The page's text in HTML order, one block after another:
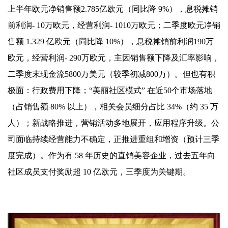
上半年欧元净销售额2.785亿欧元（同比降 9%），息税摊销
前利润- 10万欧元，经营利润- 1010万欧元；二季度欧元净销
售额 1.329 亿欧元（同比降 10%），息税摊销前利润190万
欧元，经营利润- 290万欧元，主因销售额下降及汇率影响，
二季度末现金流5800万美元（较季初减800万）。但也有积
极面：行政费用下降；“美丽社区模式” 在近50个市场落地
（占销售额 80% 以上），相关会员细分占比 34%（约 35 万
人）；新战略推进，营销活动多地展开，应用程序升级。公
司面临持续经营能力不确定，正推进重组和增资（预计三季
度完成）。作为有 58 年历史的直销美容企业，过去五年向
社区成员支付奖励超 10 亿欧元，三季度为关键期。